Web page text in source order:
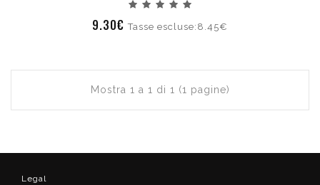
9.30€Tasse escluse:8.45€
Mostra 1 a 1 di 1 (1 pagine)
Legal